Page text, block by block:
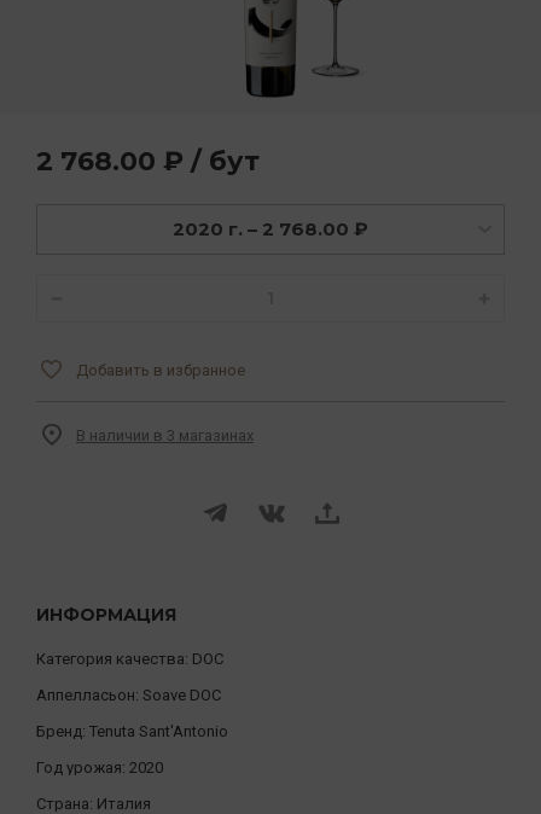
ИНФОРМАЦИЯ
Категория качества: DOC
Аппелласьон: Soave DOC
Бренд: Tenuta Sant'Antonio
Год урожая: 2020
Страна: Италия
2 768.00 ₽ / бут
2020 г. – 2 768.00 ₽
Добавить в избранное
В наличии в 3 магазинах